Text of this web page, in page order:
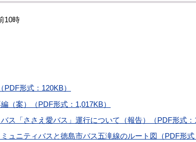
10時
形式：120KB）
案）（PDF形式：1,017KB）
「ささえ愛バス」運行について（報告）（PDF形式：
ニティバスと徳島市バス五滝線のルート図（PDF形式